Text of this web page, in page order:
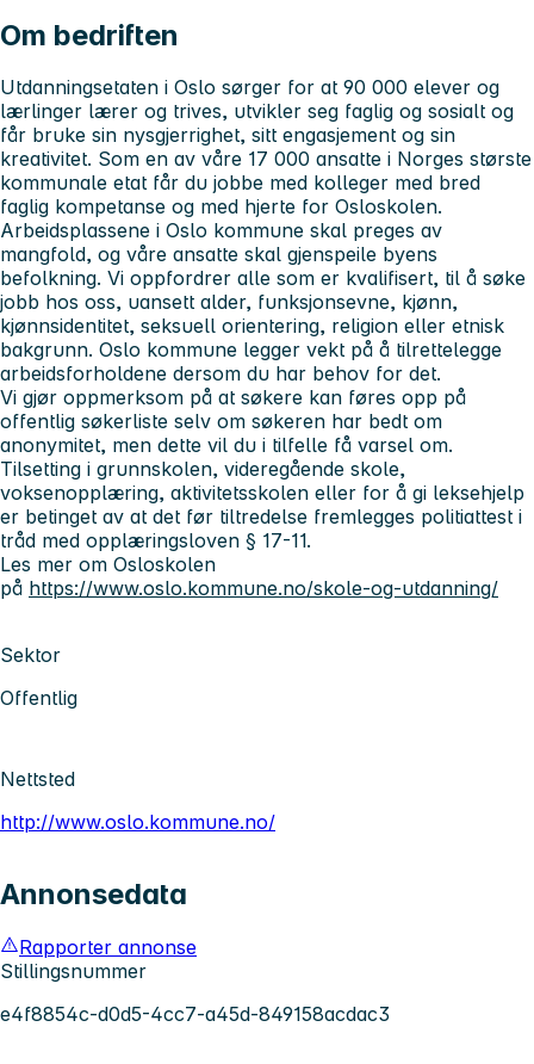
Om bedriften
Utdanningsetaten i Oslo sørger for at 90 000 elever og
lærlinger lærer og trives, utvikler seg faglig og sosialt og
får bruke sin nysgjerrighet, sitt engasjement og sin
kreativitet. Som en av våre 17 000 ansatte i Norges største
kommunale etat får du jobbe med kolleger med bred
faglig kompetanse og med hjerte for Osloskolen.
Arbeidsplassene i Oslo kommune skal preges av
mangfold, og våre ansatte skal gjenspeile byens
befolkning. Vi oppfordrer alle som er kvalifisert, til å søke
jobb hos oss, uansett alder, funksjonsevne, kjønn,
kjønnsidentitet, seksuell orientering, religion eller etnisk
bakgrunn. Oslo kommune legger vekt på å tilrettelegge
arbeidsforholdene dersom du har behov for det.
Vi gjør oppmerksom på at søkere kan føres opp på
offentlig søkerliste selv om søkeren har bedt om
anonymitet, men dette vil du i tilfelle få varsel om.
Tilsetting i grunnskolen, videregående skole,
voksenopplæring, aktivitetsskolen eller for å gi leksehjelp
er betinget av at det før tiltredelse fremlegges politiattest i
tråd med opplæringsloven § 17-11.
Les mer om Osloskolen
på https://www.oslo.kommune.no/skole-og-utdanning/
Sektor
Offentlig
Nettsted
http://www.oslo.kommune.no/
Annonsedata
Rapporter annonse
Stillingsnummer
e4f8854c-d0d5-4cc7-a45d-849158acdac3